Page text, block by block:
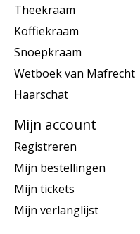
Theekraam
Koffiekraam
Snoepkraam
Wetboek van Mafrecht
Haarschat
Mijn account
Registreren
Mijn bestellingen
Mijn tickets
Mijn verlanglijst